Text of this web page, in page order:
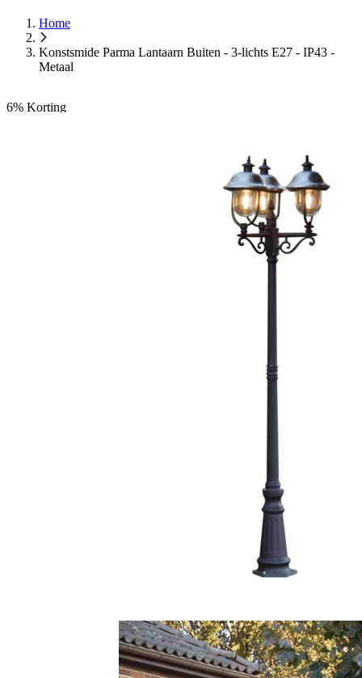
Home
Konstsmide Parma Lantaarn Buiten - 3-lichts E27 - IP43 -
Metaal
6% Korting